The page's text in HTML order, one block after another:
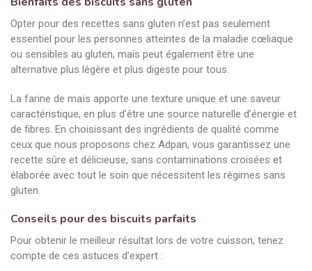
Opter pour des recettes sans gluten n’est pas seulement
essentiel pour les personnes atteintes de la maladie cœliaque
ou sensibles au gluten, mais peut également être une
alternative plus légère et plus digeste pour tous.
La farine de maïs apporte une texture unique et une saveur
caractéristique, en plus d’être une source naturelle d’énergie et
de fibres. En choisissant des ingrédients de qualité comme
ceux que nous proposons chez Adpan, vous garantissez une
recette sûre et délicieuse, sans contaminations croisées et
élaborée avec tout le soin que nécessitent les régimes sans
gluten.
Conseils pour des biscuits parfaits
Pour obtenir le meilleur résultat lors de votre cuisson, tenez
compte de ces astuces d’expert :